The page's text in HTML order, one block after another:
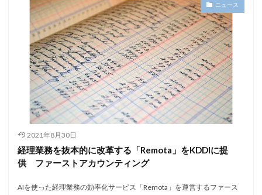
ニュース
2021年8月30日
経理業務を抜本的に改革する「Remota」をKDDIに提
供 ファーストアカウンティング
AIを使った経理業務の効率化サービス「Remota」を運営するファース